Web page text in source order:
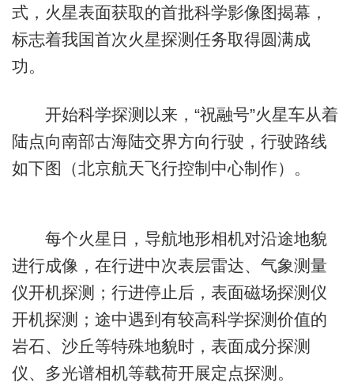
式，火星表面获取的首批科学影像图揭幕，
标志着我国首次火星探测任务取得圆满成
功。
开始科学探测以来，“祝融号”火星车从着
陆点向南部古海陆交界方向行驶，行驶路线
如下图（北京航天飞行控制中心制作）。
每个火星日，导航地形相机对沿途地貌
进行成像，在行进中次表层雷达、气象测量
仪开机探测；行进停止后，表面磁场探测仪
开机探测；途中遇到有较高科学探测价值的
岩石、沙丘等特殊地貌时，表面成分探测
仪、多光谱相机等载荷开展定点探测。